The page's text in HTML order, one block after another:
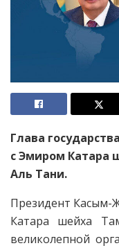
Глава
с Эмиром
Аль Тани.
Президент Касым-
Катара шейха
великолепной